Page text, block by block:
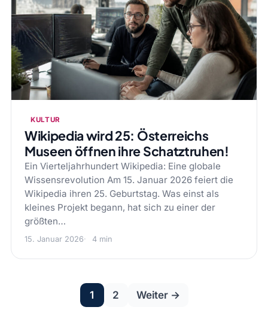
KULTUR
Wikipedia wird 25: Österreichs
Museen öffnen ihre Schatztruhen!
Ein Vierteljahrhundert Wikipedia: Eine globale
Wissensrevolution Am 15. Januar 2026 feiert die
Wikipedia ihren 25. Geburtstag. Was einst als
kleines Projekt begann, hat sich zu einer der
größten…
15. Januar 2026 4 min
1 2 Weiter →